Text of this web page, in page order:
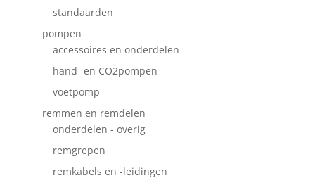
standaarden
pompen
accessoires en onderdelen
hand- en CO2pompen
voetpomp
remmen en remdelen
onderdelen - overig
remgrepen
remkabels en -leidingen